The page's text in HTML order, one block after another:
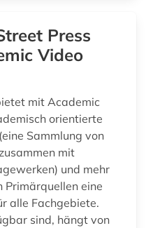
(1)
(1)
Press
Video
mit Academic
orientierte
Sammlung von
mit
und mehr
Primärquellen eine
alle Fachgebiete.
sind, hängt von